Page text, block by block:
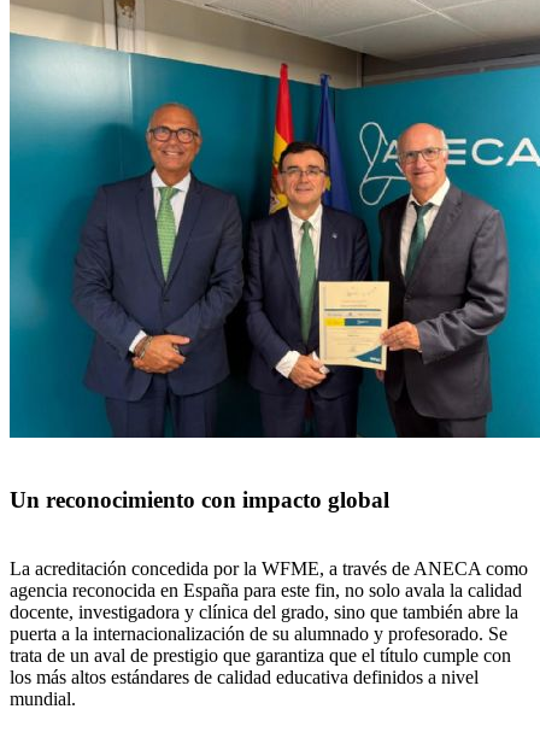
Un reconocimiento con impacto global
La acreditación concedida por la WFME, a través de ANECA como
agencia reconocida en España para este fin, no solo avala la calidad
docente, investigadora y clínica del grado, sino que también abre la
puerta a la internacionalización de su alumnado y profesorado. Se
trata de un aval de prestigio que garantiza que el título cumple con
los más altos estándares de calidad educativa definidos a nivel
mundial.